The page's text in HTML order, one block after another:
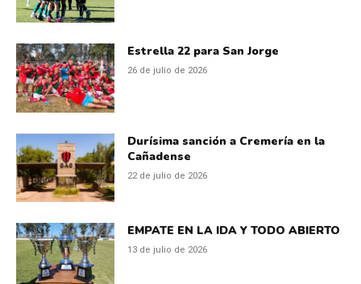
Estrella 22 para San Jorge
26 de julio de 2026
Durísima sanción a Cremería en la
Cañadense
22 de julio de 2026
EMPATE EN LA IDA Y TODO ABIERTO
13 de julio de 2026